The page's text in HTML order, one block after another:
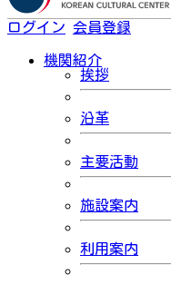
ログイン 会員登録
機関紹介
挨拶
沿革
主要活動
施設案内
利用案内